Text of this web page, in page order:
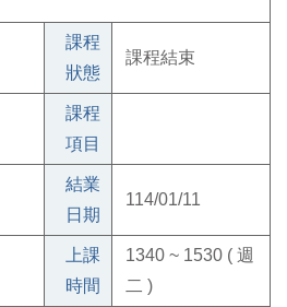
課程
狀態
課程結束
課程
項目
結業
日期
114/01/11
上課
時間
1340 ~ 1530 ( 週
二 )